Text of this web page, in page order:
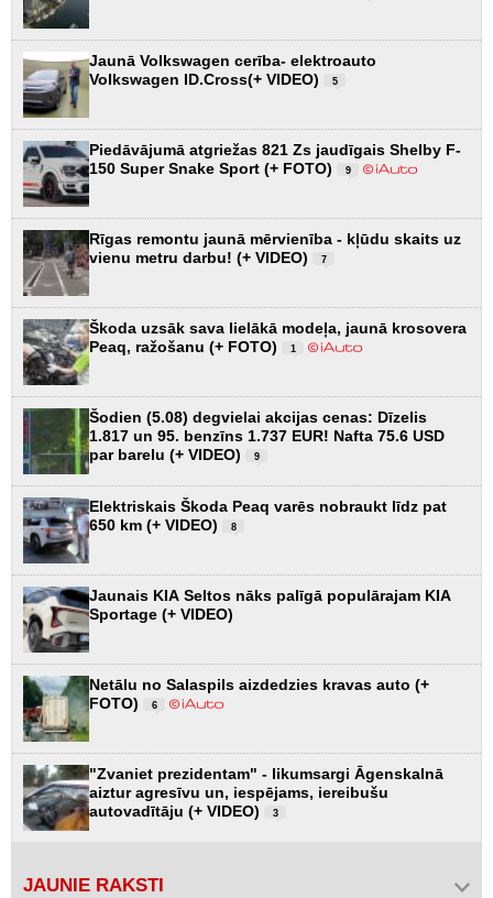
Jaunā Volkswagen cerība- elektroauto
Volkswagen ID.Cross(+ VIDEO)
5
Piedāvājumā atgriežas 821 Zs jaudīgais Shelby F-
150 Super Snake Sport (+ FOTO)
9
Rīgas remontu jaunā mērvienība - kļūdu skaits uz
vienu metru darbu! (+ VIDEO)
7
Škoda uzsāk sava lielākā modeļa, jaunā krosovera
Peaq, ražošanu (+ FOTO)
1
Šodien (5.08) degvielai akcijas cenas: Dīzelis
1.817 un 95. benzīns 1.737 EUR! Nafta 75.6 USD
par barelu (+ VIDEO)
9
Elektriskais Škoda Peaq varēs nobraukt līdz pat
650 km (+ VIDEO)
8
Jaunais KIA Seltos nāks palīgā populārajam KIA
Sportage (+ VIDEO)
Netālu no Salaspils aizdedzies kravas auto (+
FOTO)
6
"Zvaniet prezidentam" - likumsargi Āgenskalnā
aiztur agresīvu un, iespējams, iereibušu
autovadītāju (+ VIDEO)
3
JAUNIE RAKSTI